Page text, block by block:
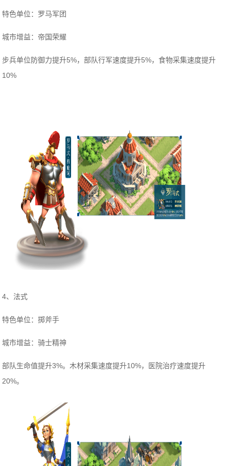
特色单位：罗马军团
城市增益：帝国荣耀
步兵单位防御力提升5%，部队行军速度提升5%，食物采集速度提升
10%
4、法式
特色单位：掷斧手
城市增益：骑士精神
部队生命值提升3%。木材采集速度提升10%，医院治疗速度提升
20%。